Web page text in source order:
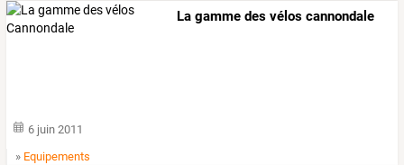
La gamme des vélos cannondale
6 juin 2011
» Equipements